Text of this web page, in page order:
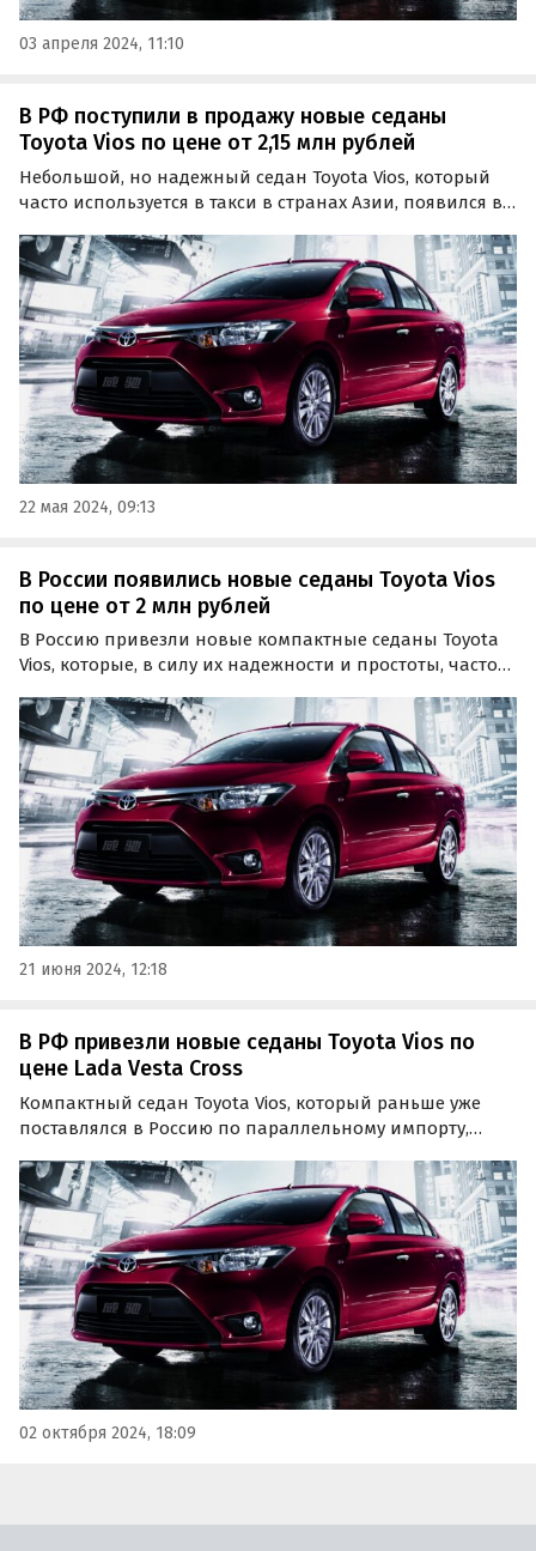
03 апреля 2024, 11:10
В РФ поступили в продажу новые седаны
Toyota Vios по цене от 2,15 млн рублей
Небольшой, но надежный седан Toyota Vios, который
часто используется в такси в странах Азии, появился в
«Автоновости дня» нашли объявления о продаже как
минимум нескольких таких машин, цены на…
22 мая 2024, 09:13
В России появились новые седаны Toyota Vios
по цене от 2 млн рублей
В Россию привезли новые компактные седаны Toyota
Vios, которые, в силу их надежности и простоты, часто
случае, на одном из крупных классифайдов сейчас
продается две таких машины по цене от 1 990…
21 июня 2024, 12:18
В РФ привезли новые седаны Toyota Vios по
цене Lada Vesta Cross
Компактный седан Toyota Vios, который раньше уже
поставлялся в Россию по параллельному импорту,
сделал «частник» из Москвы, выставивший машину на
продажу за 1 990 000 рублей, сообщили «Автоновости
дня».
02 октября 2024, 18:09